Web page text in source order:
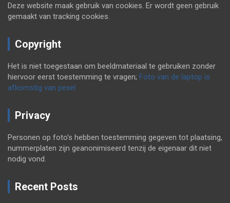
Deze website maak gebruik van cookies. Er wordt geen gebruik
gemaakt van tracking cookies.
Copyright
Het is niet toegestaan om beeldmateriaal te gebruiken zonder
hiervoor eerst toestemming te vragen; Foto van de laptop is
afkomstig van pexel
Privacy
Personen op foto’s hebben toestemming gegeven tot plaatsing,
nummerplaten zijn geanonimiseerd tenzij de eigenaar dit niet
nodig vond.
Recent Posts